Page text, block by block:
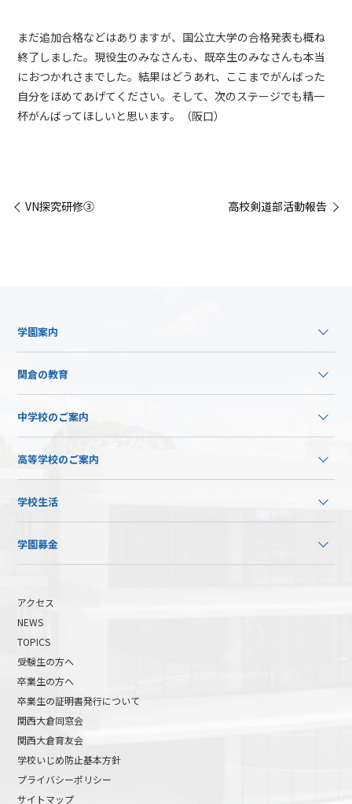
まだ追加合格などはありますが、国公立大学の合格発表も概ね
終了しました。現役生のみなさんも、既卒生のみなさんも本当
におつかれさまでした。結果はどうあれ、ここまでがんばった
自分をほめてあげてください。そして、次のステージでも精一
杯がんばってほしいと思います。（阪口）
« VN探究研修③ 高校剣道部活動報告 »
学園案内
関倉の教育
中学校のご案内
高等学校のご案内
学校生活
学園募金
アクセス
NEWS
TOPICS
受験生の方へ
卒業生の方へ
卒業生の証明書発行について
関西大倉同窓会
関西大倉育友会
学校いじめ防止基本方針
プライバシーポリシー
サイトマップ